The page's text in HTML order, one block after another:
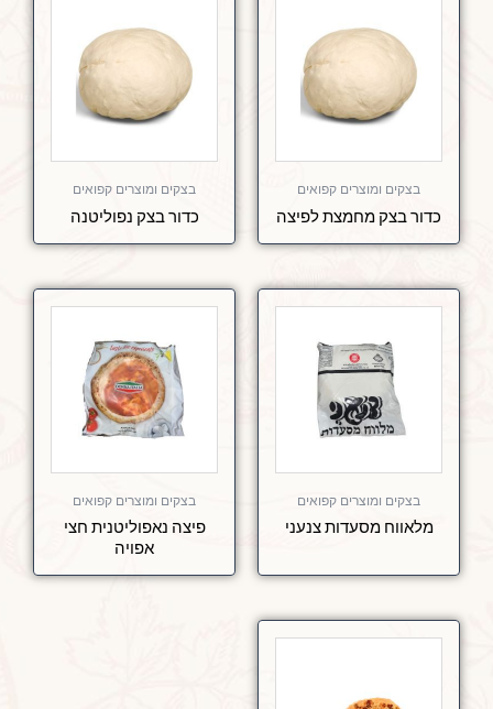
בצקים ומוצרים קפואים
כדור בצק מחמצת לפיצה
בצקים ומוצרים קפואים
כדור בצק נפוליטנה
בצקים ומוצרים קפואים
מלאווח מסעדות צנעני
בצקים ומוצרים קפואים
פיצה נאפוליטנית חצי
אפויה